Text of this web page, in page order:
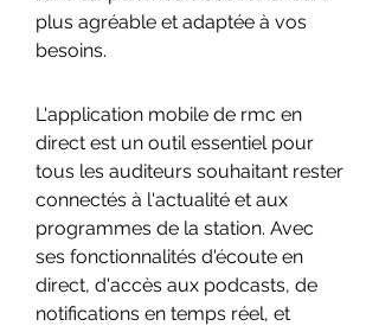
plus agréable et adaptée à vos
besoins.
L'application mobile de rmc en
direct est un outil essentiel pour
tous les auditeurs souhaitant rester
connectés à l'actualité et aux
programmes de la station. Avec
ses fonctionnalités d'écoute en
direct, d'accès aux podcasts, de
notifications en temps réel, et